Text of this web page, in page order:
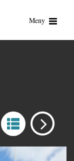
Meny